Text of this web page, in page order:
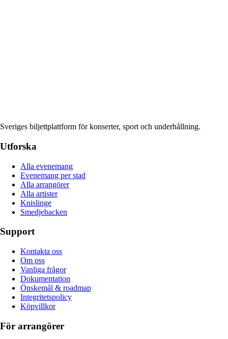
Sveriges biljettplattform för konserter, sport och underhållning.
Utforska
Alla evenemang
Evenemang per stad
Alla arrangörer
Alla artister
Knislinge
Smedjebacken
Support
Kontakta oss
Om oss
Vanliga frågor
Dokumentation
Önskemål & roadmap
Integritetspolicy
Köpvillkor
För arrangörer